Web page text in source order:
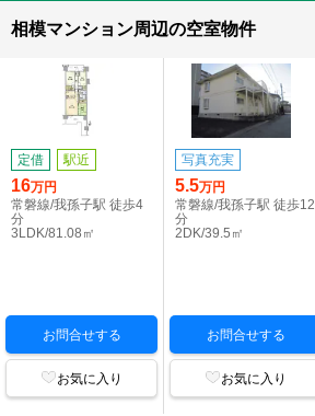
相模マンション周辺の空室物件
定借 駅近
16万円
常磐線/我孫子駅 徒歩4
分
3LDK/81.08㎡
お問合せする
お気に入り
写真充実
5.5万円
常磐線/我孫子駅 徒歩12
分
2DK/39.5㎡
お問合せする
お気に入り